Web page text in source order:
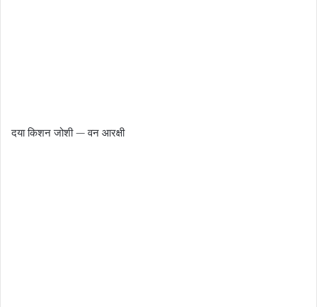
दया किशन जोशी — वन आरक्षी